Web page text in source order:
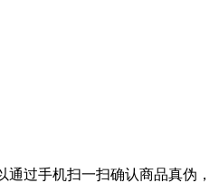
过手机扫一扫确认商品真伪，